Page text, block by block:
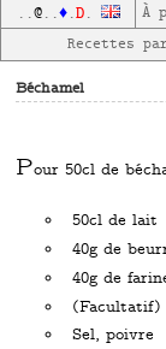
..@..♦.D. À
Recettes
Béchamel
Pour 50cl de
50cl de lait
40g de
40g de
(Facultatif)
Sel, poivre